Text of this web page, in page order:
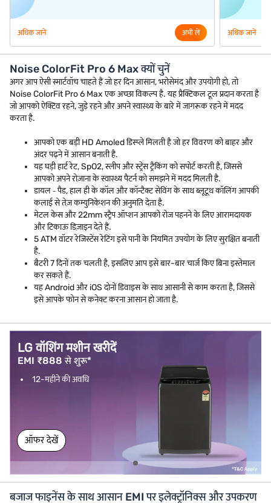
अधिक जानें अभी लें अधिक जानें
Noise ColorFit Pro 6 Max क्यों चुनें
अगर आप ऐसी स्मार्टवॉच चाहते हैं जो हर दिन आसान, भरोसेमंद और उपयोगी हो, तो
Noise ColorFit Pro 6 Max एक अच्छा विकल्प है. यह प्रैक्टिकल टूल प्रदान करता है
जो आपको ऐक्टिव रहने, जुड़े रहने और अपने स्वास्थ्य के बारे में जागरूक रहने में मदद
करता है.
आपको एक बड़ी HD Amoled डिस्प्ले मिलती है जो हर विवरण को बाहर और
अंदर पढ़ने में आसान बनाती है.
यह घड़ी हार्ट रेट, SpO2, स्लीप और स्ट्रेस ट्रैकिंग को सपोर्ट करती है, जिससे
आपको अपने रोज़ाना के स्वास्थ्य पैटर्न को समझने में मदद मिलती है.
डायल ‐ पैड, हाल ही के कॉल और कॉन्टैक्ट सेविंग के साथ ब्लूटूथ कॉलिंग आपकी
कलाई से तेज़ कम्युनिकेशन की अनुमति देता है.
मेटल केस और 22mm स्ट्रैप ऑप्शन आपको रोज पहनने के लिए आरामदायक
और टिकाऊ डिज़ाइन देते हैं.
5 ATM वॉटर रेजिस्टेंस रेटिंग इसे पानी के नियमित उपयोग के लिए सुरक्षित बनाती
है.
बैटरी 7 दिनों तक चलती है, इसलिए आप इसे बार-बार चार्ज किए बिना इस्तेमाल
कर सकते हैं.
यह Android और iOS दोनों डिवाइस के साथ आसानी से काम करता है, जिससे
इसे आपके फोन से कनेक्ट करना आसान हो जाता है.
LG वॉशिंग मशीन खरीदें
EMI ₹888 से शुरू*
12-महीने की अवधि
ऑफर देखें
बजाज फाइनेंस के साथ आसान EMI पर इलेक्ट्रॉनिक्स और उपकरण